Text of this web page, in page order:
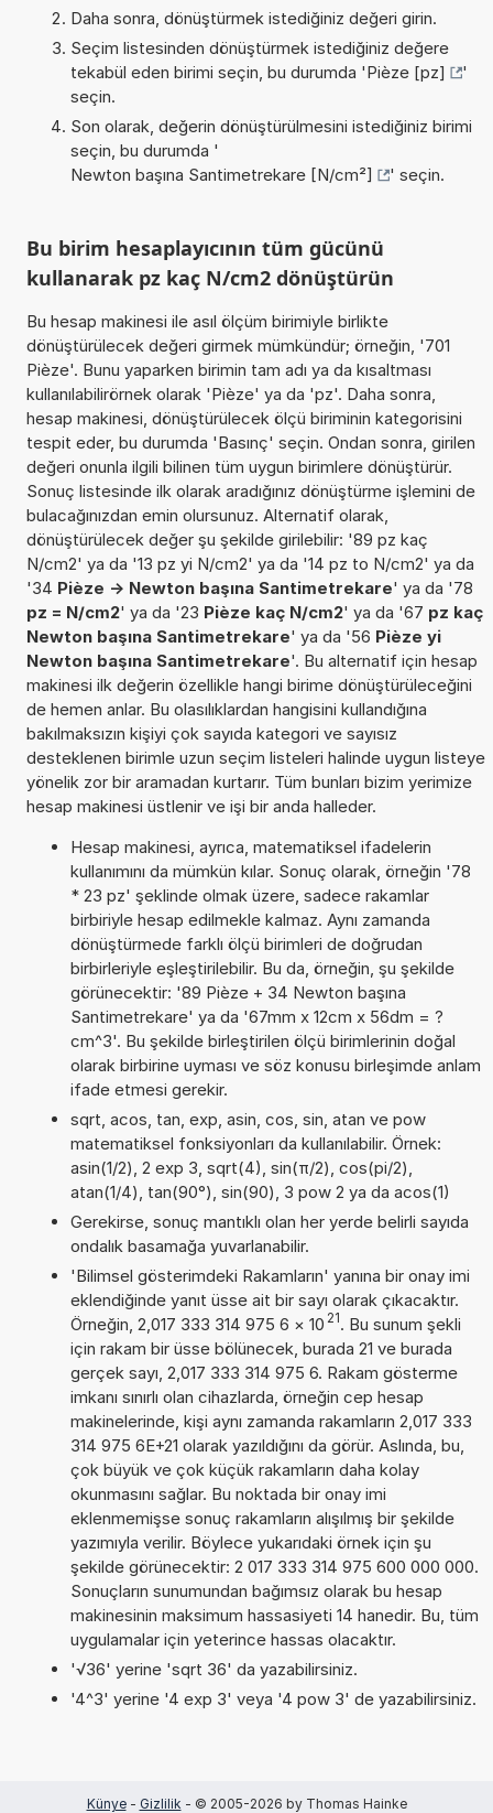
Daha sonra, dönüştürmek istediğiniz değeri girin.
Seçim listesinden dönüştürmek istediğiniz değere
tekabül eden birimi seçin, bu durumda 'Pièze [pz]
'
seçin.
Son olarak, değerin dönüştürülmesini istediğiniz birimi
seçin, bu durumda '
Newton başına Santimetrekare [N/cm²]
' seçin.
Bu birim hesaplayıcının tüm gücünü
kullanarak pz kaç N/cm2 dönüştürün
Bu hesap makinesi ile asıl ölçüm birimiyle birlikte
dönüştürülecek değeri girmek mümkündür; örneğin, '701
Pièze'. Bunu yaparken birimin tam adı ya da kısaltması
kullanılabilirörnek olarak 'Pièze' ya da 'pz'. Daha sonra,
hesap makinesi, dönüştürülecek ölçü biriminin kategorisini
tespit eder, bu durumda 'Basınç' seçin. Ondan sonra, girilen
değeri onunla ilgili bilinen tüm uygun birimlere dönüştürür.
Sonuç listesinde ilk olarak aradığınız dönüştürme işlemini de
bulacağınızdan emin olursunuz. Alternatif olarak,
dönüştürülecek değer şu şekilde girilebilir: '89 pz kaç
N/cm2' ya da '13 pz yi N/cm2' ya da '14 pz to N/cm2' ya da
'34 Pièze -> Newton başına Santimetrekare' ya da '78
pz = N/cm2' ya da '23 Pièze kaç N/cm2' ya da '67 pz kaç
Newton başına Santimetrekare' ya da '56 Pièze yi
Newton başına Santimetrekare'. Bu alternatif için hesap
makinesi ilk değerin özellikle hangi birime dönüştürüleceğini
de hemen anlar. Bu olasılıklardan hangisini kullandığına
bakılmaksızın kişiyi çok sayıda kategori ve sayısız
desteklenen birimle uzun seçim listeleri halinde uygun listeye
yönelik zor bir aramadan kurtarır. Tüm bunları bizim yerimize
hesap makinesi üstlenir ve işi bir anda halleder.
Hesap makinesi, ayrıca, matematiksel ifadelerin
kullanımını da mümkün kılar. Sonuç olarak, örneğin '78
* 23 pz' şeklinde olmak üzere, sadece rakamlar
birbiriyle hesap edilmekle kalmaz. Aynı zamanda
dönüştürmede farklı ölçü birimleri de doğrudan
birbirleriyle eşleştirilebilir. Bu da, örneğin, şu şekilde
görünecektir: '89 Pièze + 34 Newton başına
Santimetrekare' ya da '67mm x 12cm x 56dm = ?
cm^3'. Bu şekilde birleştirilen ölçü birimlerinin doğal
olarak birbirine uyması ve söz konusu birleşimde anlam
ifade etmesi gerekir.
sqrt, acos, tan, exp, asin, cos, sin, atan ve pow
matematiksel fonksiyonları da kullanılabilir. Örnek:
asin(1/2), 2 exp 3, sqrt(4), sin(π/2), cos(pi/2),
atan(1/4), tan(90°), sin(90), 3 pow 2 ya da acos(1)
Gerekirse, sonuç mantıklı olan her yerde belirli sayıda
ondalık basamağa yuvarlanabilir.
'Bilimsel gösterimdeki Rakamların' yanına bir onay imi
eklendiğinde yanıt üsse ait bir sayı olarak çıkacaktır.
Örneğin, 2,017 333 314 975 6 × 10 21. Bu sunum şekli
için rakam bir üsse bölünecek, burada 21 ve burada
gerçek sayı, 2,017 333 314 975 6. Rakam gösterme
imkanı sınırlı olan cihazlarda, örneğin cep hesap
makinelerinde, kişi aynı zamanda rakamların 2,017 333
314 975 6E+21 olarak yazıldığını da görür. Aslında, bu,
çok büyük ve çok küçük rakamların daha kolay
okunmasını sağlar. Bu noktada bir onay imi
eklenmemişse sonuç rakamların alışılmış bir şekilde
yazımıyla verilir. Böylece yukarıdaki örnek için şu
şekilde görünecektir: 2 017 333 314 975 600 000 000.
Sonuçların sunumundan bağımsız olarak bu hesap
makinesinin maksimum hassasiyeti 14 hanedir. Bu, tüm
uygulamalar için yeterince hassas olacaktır.
'√36' yerine 'sqrt 36' da yazabilirsiniz.
'4^3' yerine '4 exp 3' veya '4 pow 3' de yazabilirsiniz.
Künye- Gizlilik - © 2005-2026 by Thomas Hainke